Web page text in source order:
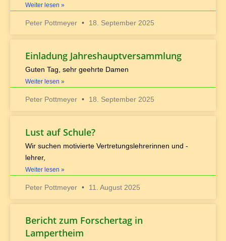
Weiter lesen »
Peter Pottmeyer 18. September 2025
Einladung Jahreshauptversammlung
Guten Tag, sehr geehrte Damen
Weiter lesen »
Peter Pottmeyer 18. September 2025
Lust auf Schule?
Wir suchen motivierte Vertretungslehrerinnen und -
lehrer,
Weiter lesen »
Peter Pottmeyer 11. August 2025
Bericht zum Forschertag in
Lampertheim